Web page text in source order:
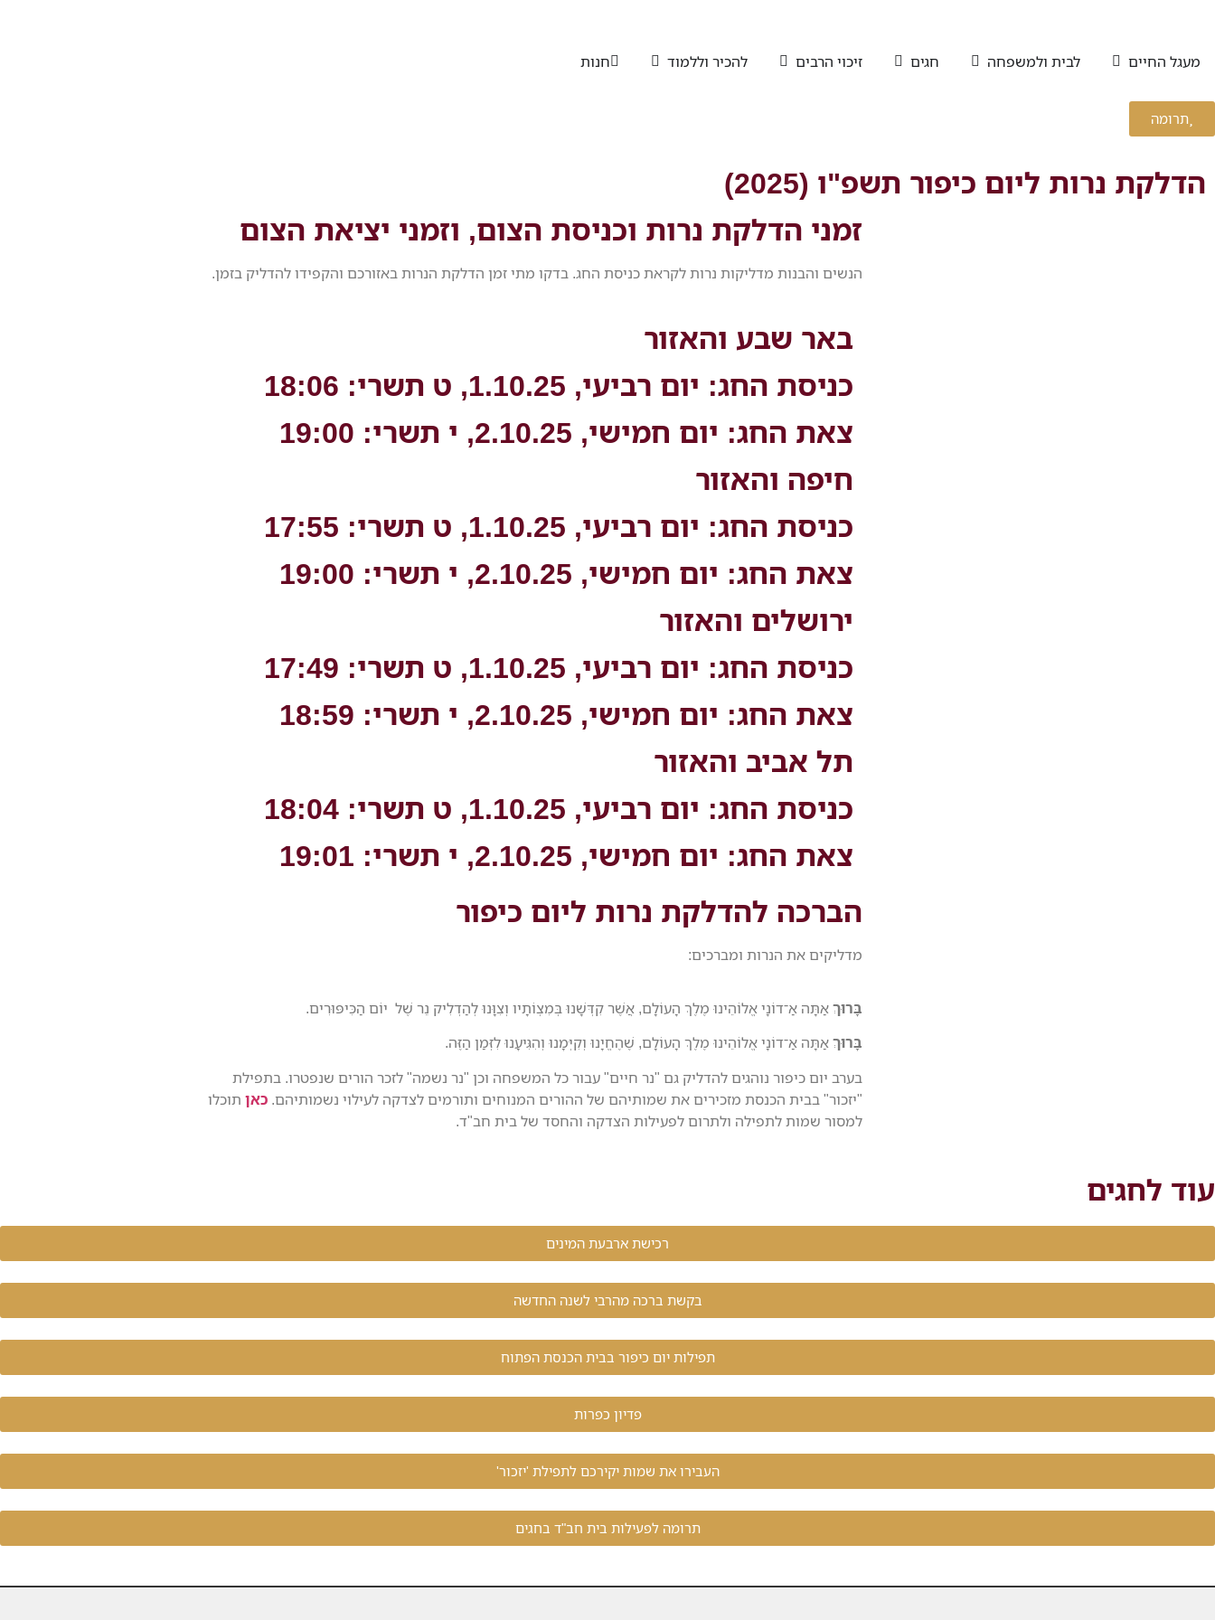
מעגל החיים לבית ולמשפחה חגים זיכוי הרבים להכיר וללמוד חנות
תרומה
הדלקת נרות ליום כיפור תשפ"ו (2025)
זמני הדלקת נרות וכניסת הצום, וזמני יציאת הצום
הנשים והבנות מדליקות נרות לקראת כניסת החג. בדקו מתי זמן הדלקת הנרות באזורכם והקפידו להדליק בזמן.
באר שבע והאזור
כניסת החג: יום רביעי, 1.10.25, ט תשרי:
18:06
צאת החג: יום חמישי, 2.10.25, י תשרי:
19:00
חיפה והאזור
כניסת החג: יום רביעי, 1.10.25, ט תשרי:
17:55
צאת החג: יום חמישי, 2.10.25, י תשרי:
19:00
ירושלים והאזור
כניסת החג: יום רביעי, 1.10.25, ט תשרי:
17:49
צאת החג: יום חמישי, 2.10.25, י תשרי:
18:59
תל אביב והאזור
כניסת החג: יום רביעי, 1.10.25, ט תשרי:
18:04
צאת החג: יום חמישי, 2.10.25, י תשרי:
19:01
הברכה להדלקת נרות ליום כיפור
מדליקים את הנרות ומברכים:
בָּרוּךְאַתָּה אַ־דוֹנָי אֱלוֹהֵינוּ מֶלֶךְ הָעוֹלָם, אֲשֶׁר קִדְּשָׁנוּ בְּמִצְוֹתָיו וְצִוָּנוּ לְהַדְלִיק נֵר שֶׁל יוֹם הַכִּיפּוּרִים.
בָּרוּךְאַתָּה אַ־דוֹנָי אֱלוֹהֵינוּ מֶלֶךְ הָעוֹלָם, שֶׁהֶחֱיָנוּ וְקִיְּמָנוּ וְהִגִּיעָנוּ לִזְּמַן הַזֶּה.
בערב יום כיפור נוהגים להדליק גם "נר חיים" עבור כל המשפחה וכן "נר נשמה" לזכר הורים שנפטרו. בתפילת
"יזכור" בבית הכנסת מזכירים את שמותיהם של ההורים המנוחים ותורמים לצדקה לעילוי נשמותיהם. כאן תוכלו
למסור שמות לתפילה ולתרום לפעילות הצדקה והחסד של בית חב"ד.
עוד לחגים
רכישת ארבעת המינים
בקשת ברכה מהרבי לשנה החדשה
תפילות יום כיפור בבית הכנסת הפתוח
פדיון כפרות
העבירו את שמות יקירכם לתפילת 'יזכור'
תרומה לפעילות בית חב"ד בחגים